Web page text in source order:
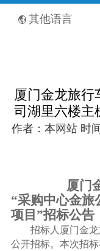
其他语言
厦门金龙旅行
司湖里六楼主
作者：本网站 时
厦门
“采购中心金旅
项目”招标公告
招标人厦门金
公开招标。本次招标